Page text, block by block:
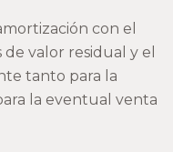
con el
valor residual y el
tanto para la
la eventual venta